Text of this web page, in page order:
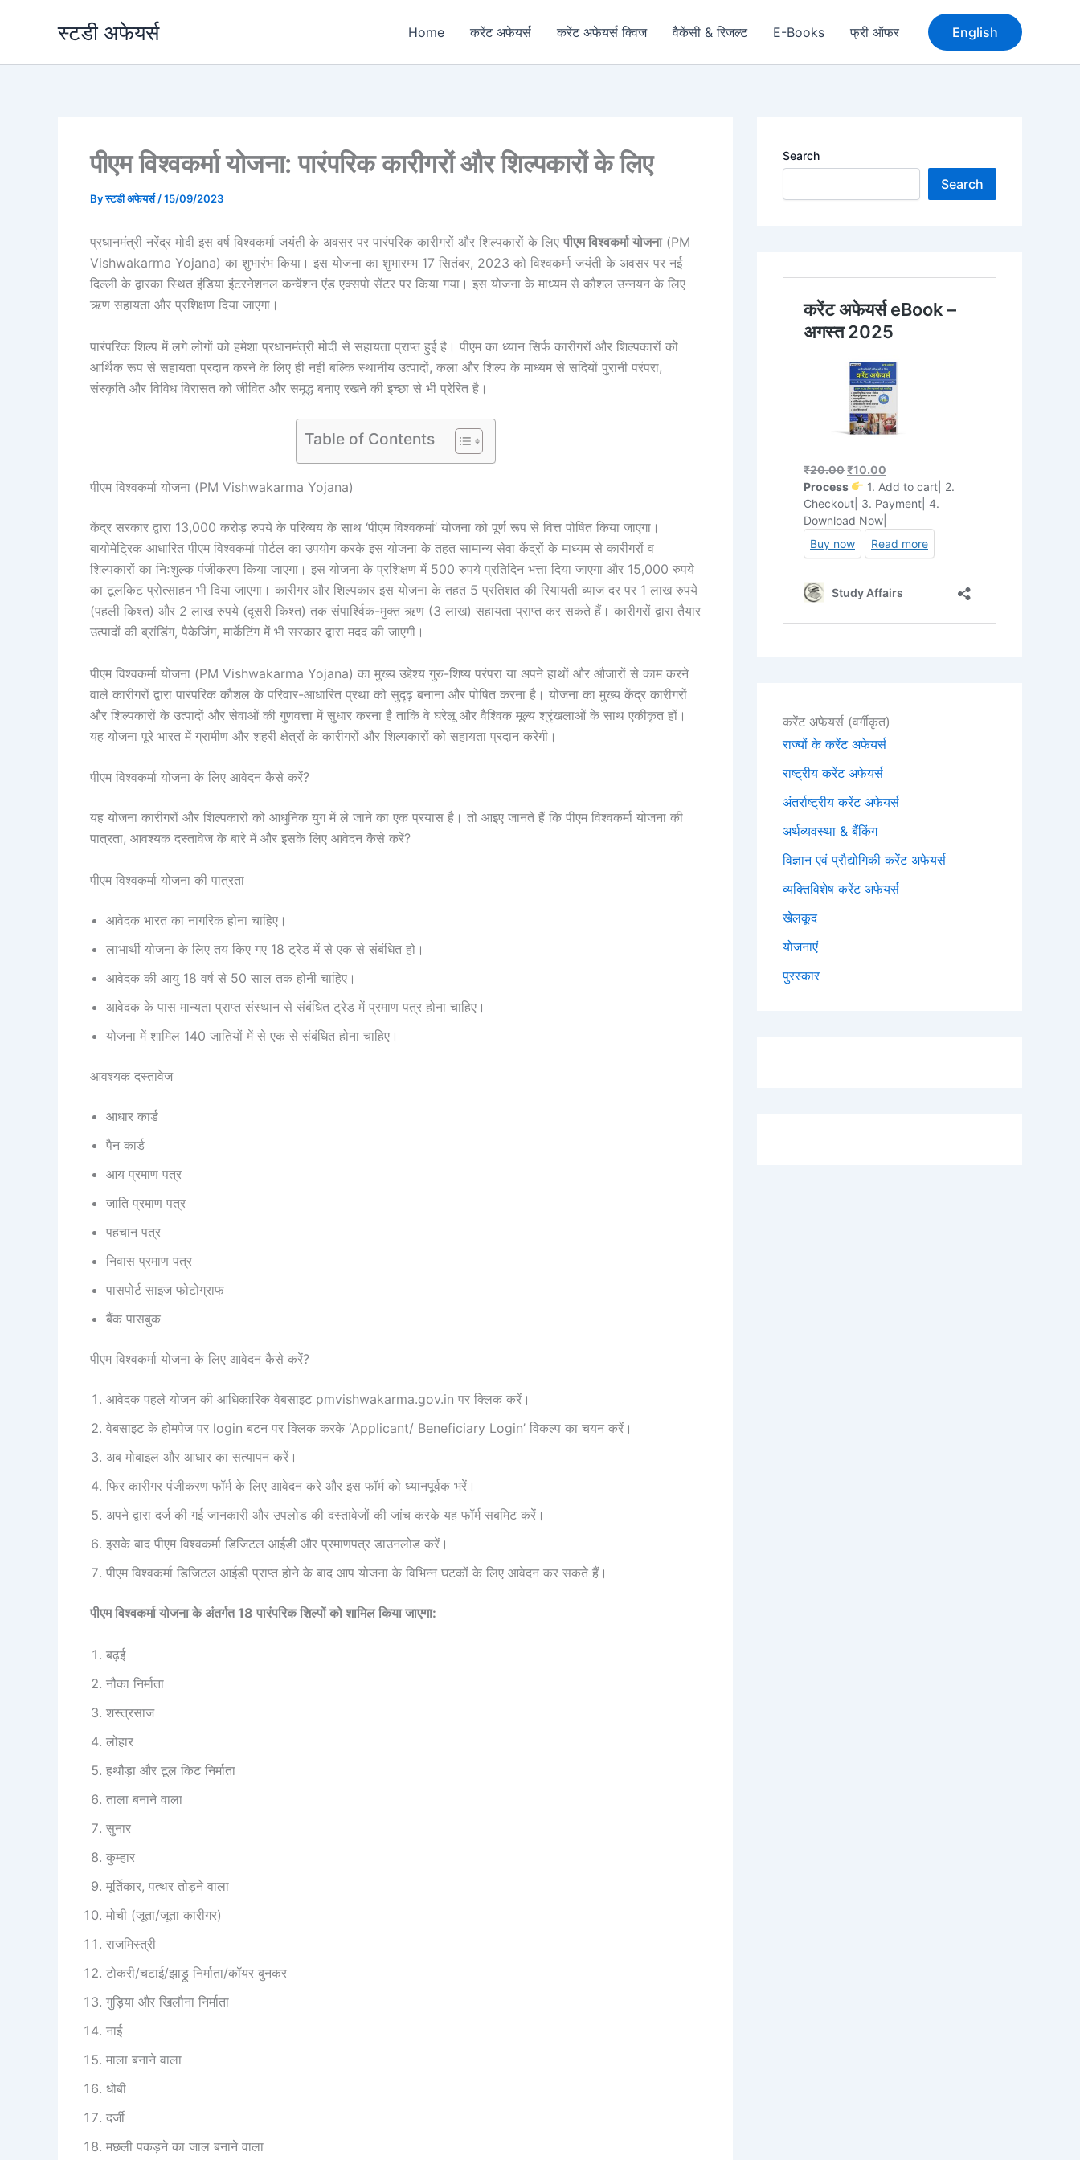
स्टडी अफेयर्स Home करेंट अफेयर्स करेंट अफेयर्स क्विज वैकेंसी & रिजल्ट E-Books फ्री ऑफर English
पीएम विश्वकर्मा योजना: पारंपरिक कारीगरों और शिल्पकारों के लिए
Byस्टडी अफेयर्स/15/09/2023
प्रधानमंत्री नरेंद्र मोदी इस वर्ष विश्वकर्मा जयंती के अवसर पर पारंपरिक कारीगरों और शिल्पकारों के लिए पीएम विश्वकर्मा योजना(PM
Vishwakarma Yojana) का शुभारंभ किया। इस योजना का शुभारम्भ 17 सितंबर, 2023 को विश्वकर्मा जयंती के अवसर पर नई
दिल्ली के द्वारका स्थित इंडिया इंटरनेशनल कन्वेंशन एंड एक्सपो सेंटर पर किया गया। इस योजना के माध्यम से कौशल उन्नयन के लिए
ऋण सहायता और प्रशिक्षण दिया जाएगा।
पारंपरिक शिल्प में लगे लोगों को हमेशा प्रधानमंत्री मोदी से सहायता प्राप्त हुई है। पीएम का ध्यान सिर्फ कारीगरों और शिल्पकारों को
आर्थिक रूप से सहायता प्रदान करने के लिए ही नहीं बल्कि स्थानीय उत्पादों, कला और शिल्प के माध्यम से सदियों पुरानी परंपरा,
संस्कृति और विविध विरासत को जीवित और समृद्ध बनाए रखने की इच्छा से भी प्रेरित है।
Table of Contents
पीएम विश्वकर्मा योजना (PM Vishwakarma Yojana)
केंद्र सरकार द्वारा 13,000 करोड़ रुपये के परिव्यय के साथ ‘पीएम विश्वकर्मा’ योजना को पूर्ण रूप से वित्त पोषित किया जाएगा।
बायोमेट्रिक आधारित पीएम विश्वकर्मा पोर्टल का उपयोग करके इस योजना के तहत सामान्य सेवा केंद्रों के माध्यम से कारीगरों व
शिल्पकारों का निःशुल्क पंजीकरण किया जाएगा। इस योजना के प्रशिक्षण में 500 रुपये प्रतिदिन भत्ता दिया जाएगा और 15,000 रुपये
का टूलकिट प्रोत्साहन भी दिया जाएगा। कारीगर और शिल्पकार इस योजना के तहत 5 प्रतिशत की रियायती ब्याज दर पर 1 लाख रुपये
(पहली किश्त) और 2 लाख रुपये (दूसरी किश्त) तक संपार्श्विक-मुक्त ऋण (3 लाख) सहायता प्राप्त कर सकते हैं। कारीगरों द्वारा तैयार
उत्पादों की ब्रांडिंग, पैकेजिंग, मार्केटिंग में भी सरकार द्वारा मदद की जाएगी।
पीएम विश्वकर्मा योजना (PM Vishwakarma Yojana) का मुख्य उद्देश्य गुरु-शिष्य परंपरा या अपने हाथों और औजारों से काम करने
वाले कारीगरों द्वारा पारंपरिक कौशल के परिवार-आधारित प्रथा को सुदृढ़ बनाना और पोषित करना है। योजना का मुख्य केंद्र कारीगरों
और शिल्पकारों के उत्पादों और सेवाओं की गुणवत्ता में सुधार करना है ताकि वे घरेलू और वैश्विक मूल्य श्रृंखलाओं के साथ एकीकृत हों।
यह योजना पूरे भारत में ग्रामीण और शहरी क्षेत्रों के कारीगरों और शिल्पकारों को सहायता प्रदान करेगी।
पीएम विश्वकर्मा योजना के लिए आवेदन कैसे करें?
यह योजना कारीगरों और शिल्पकारों को आधुनिक युग में ले जाने का एक प्रयास है। तो आइए जानते हैं कि पीएम विश्वकर्मा योजना की
पात्रता, आवश्यक दस्तावेज के बारे में और इसके लिए आवेदन कैसे करें?
पीएम विश्वकर्मा योजना की पात्रता
आवेदक भारत का नागरिक होना चाहिए।
लाभार्थी योजना के लिए तय किए गए 18 ट्रेड में से एक से संबंधित हो।
आवेदक की आयु 18 वर्ष से 50 साल तक होनी चाहिए।
आवेदक के पास मान्यता प्राप्त संस्थान से संबंधित ट्रेड में प्रमाण पत्र होना चाहिए।
योजना में शामिल 140 जातियों में से एक से संबंधित होना चाहिए।
आवश्यक दस्तावेज
आधार कार्ड
पैन कार्ड
आय प्रमाण पत्र
जाति प्रमाण पत्र
पहचान पत्र
निवास प्रमाण पत्र
पासपोर्ट साइज फोटोग्राफ
बैंक पासबुक
पीएम विश्वकर्मा योजना के लिए आवेदन कैसे करें?
आवेदक पहले योजन की आधिकारिक वेबसाइट pmvishwakarma.gov.in पर क्लिक करें।
वेबसाइट के होमपेज पर login बटन पर क्लिक करके ‘Applicant/ Beneficiary Login’ विकल्प का चयन करें।
अब मोबाइल और आधार का सत्यापन करें।
फिर कारीगर पंजीकरण फॉर्म के लिए आवेदन करे और इस फॉर्म को ध्यानपूर्वक भरें।
अपने द्वारा दर्ज की गई जानकारी और उपलोड की दस्तावेजों की जांच करके यह फॉर्म सबमिट करें।
इसके बाद पीएम विश्वकर्मा डिजिटल आईडी और प्रमाणपत्र डाउनलोड करें।
पीएम विश्वकर्मा डिजिटल आईडी प्राप्त होने के बाद आप योजना के विभिन्न घटकों के लिए आवेदन कर सकते हैं।
पीएम विश्वकर्मा योजना के अंतर्गत 18 पारंपरिक शिल्पों को शामिल किया जाएगा:
बढ़ई
नौका निर्माता
शस्‍त्रसाज
लोहार
हथौड़ा और टूल किट निर्माता
ताला बनाने वाला
सुनार
कुम्हार
मूर्तिकार, पत्थर तोड़ने वाला
मोची (जूता/जूता कारीगर)
राजमिस्त्री
टोकरी/चटाई/झाड़ू निर्माता/कॉयर बुनकर
गुड़िया और खिलौना निर्माता
नाई
माला बनाने वाला
धोबी
दर्जी
मछली पकड़ने का जाल बनाने वाला
Search
Search
करेंट अफेयर्स (वर्गीकृत)
राज्यों के करेंट अफेयर्स
राष्ट्रीय करेंट अफेयर्स
अंतर्राष्ट्रीय करेंट अफेयर्स
अर्थव्यवस्था & बैंकिंग
विज्ञान एवं प्रौद्योगिकी करेंट अफेयर्स
व्यक्तिविशेष करेंट अफेयर्स
खेलकूद
योजनाएं
पुरस्कार